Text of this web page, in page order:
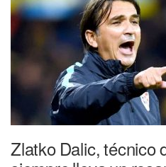
Zlatko Dalic, técnico